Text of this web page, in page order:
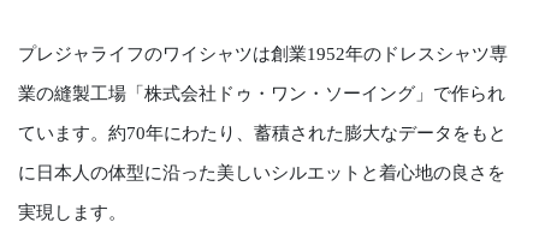
プレジャライフのワイシャツは創業1952年のドレスシャツ専
業の縫製工場「株式会社ドゥ・ワン・ソーイング」で作られ
ています。約70年にわたり、蓄積された膨大なデータをもと
に日本人の体型に沿った美しいシルエットと着心地の良さを
実現します。